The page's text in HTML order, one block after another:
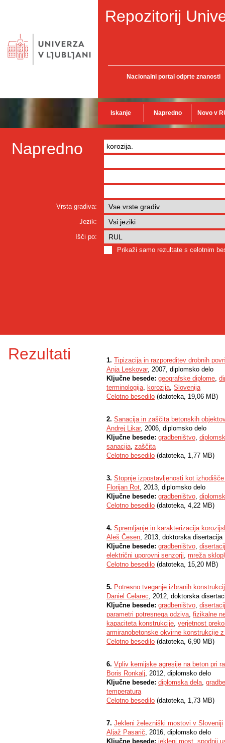
Repozitorij
Nacionalni portal odprte znanosti
Iskanje Napredno Novo v
Napredno
Vrsta gradiva:
Jezik:
Išči po:
Prikaži samo rezultate s celotnim
Rezultati 1. Tipizacija in razporeditev drobnih
Anja Leskovar, 2007, diplomsko delo
Ključne besede: geografske diplome,
terminologija, korozija, Slovenija
Celotno besedilo (datoteka, 19,06 MB)
2. Sanacija in zaščita betonskih
Andrej Likar, 2006, diplomsko delo
Ključne besede: gradbeništvo,
sanacija, zaščita
Celotno besedilo (datoteka, 1,77 MB)
3. Stopnje izpostavljenosti kot
Florijan Rot, 2013, diplomsko delo
Ključne besede: gradbeništvo,
Celotno besedilo (datoteka, 4,22 MB)
4. Spremljanje in karakterizacija
Aleš Česen, 2013, doktorska disertacija
Ključne besede: gradbeništvo,
električni uporovni senzorji, mreža
Celotno besedilo (datoteka, 15,20 MB)
5. Potresno tveganje izbranih
Daniel Celarec, 2012, doktorska
Ključne besede: gradbeništvo,
parametri potresnega odziva, fizikalne
kapaciteta konstrukcije, verjetnost
armiranobetonske okvirne konstrukcije
Celotno besedilo (datoteka, 6,90 MB)
6. Vpliv kemijske agresije na beton pri
Boris Ronkalj, 2012, diplomsko delo
Ključne besede: diplomska dela,
temperatura
Celotno besedilo (datoteka, 1,73 MB)
7. Jekleni železniški mostovi v Sloveniji
Aljaž Pasarič, 2016, diplomsko delo
Ključne besede: jekleni most, spodnji